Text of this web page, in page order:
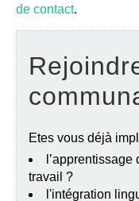
de contact.
Etes vous déjà
travail ?
l'intégration